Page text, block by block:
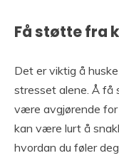
Få støtte fra
Det er viktig å
stresset alene. Å få
være avgjørende
kan være lurt å
hvordan du føler